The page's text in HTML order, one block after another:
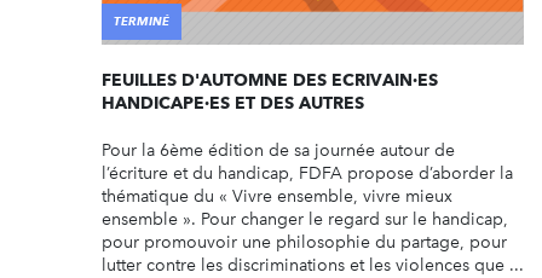
TERMINÉ
FEUILLES D'AUTOMNE DES ECRIVAIN·ES
HANDICAPE·ES ET DES AUTRES
Pour la 6ème édition de sa journée autour de
l’écriture et du handicap, FDFA propose d’aborder la
thématique du « Vivre ensemble, vivre mieux
ensemble ». Pour changer le regard sur le handicap,
pour promouvoir une philosophie du partage, pour
lutter contre les discriminations et les violences que ...